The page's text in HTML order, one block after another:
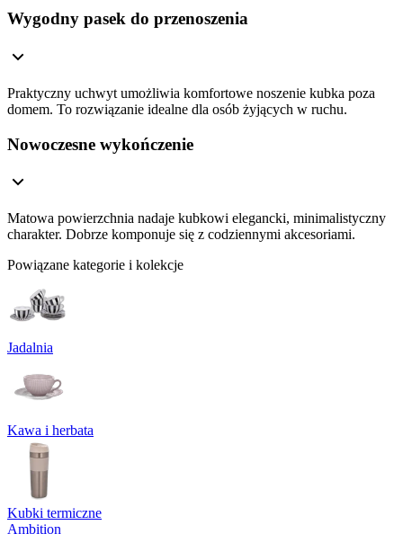
Wygodny pasek do przenoszenia
Praktyczny uchwyt umożliwia komfortowe noszenie kubka poza
domem. To rozwiązanie idealne dla osób żyjących w ruchu.
Nowoczesne wykończenie
Matowa powierzchnia nadaje kubkowi elegancki, minimalistyczny
charakter. Dobrze komponuje się z codziennymi akcesoriami.
Powiązane kategorie i kolekcje
Jadalnia
Kawa i herbata
Kubki termiczne
Ambition